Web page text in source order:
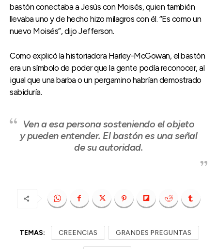
bastón conectaba a Jesús con Moisés, quien también
llevaba uno y de hecho hizo milagros con él. “Es como un
nuevo Moisés”, dijo Jefferson.
Como explicó la historiadora Harley-McGowan, el bastón
era un símbolo de poder que la gente podía reconocer, al
igual que una barba o un pergamino habrían demostrado
sabiduría.
Ven a esa persona sosteniendo el objeto
y pueden entender. El bastón es una señal
de su autoridad.
TEMAS: CREENCIAS GRANDES PREGUNTAS